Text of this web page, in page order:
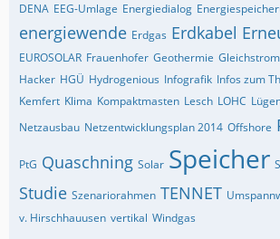
DENA EEG-Umlage Energiedialog
energiewende Erdgas Erdkabel
EUROSOLAR Frauenhofer Geothermie Gleichstrom
Hacker HGÜ Hydrogenious Infografik Infos zum
Kemfert Klima Kompaktmasten Lesch LOHC
Netzausbau Netzentwicklungsplan 2014 Offshore
PtG Quaschning Solar Speicher
Studie Szenariorahmen TENNET
v. Hirschhauusen vertikal Windgas